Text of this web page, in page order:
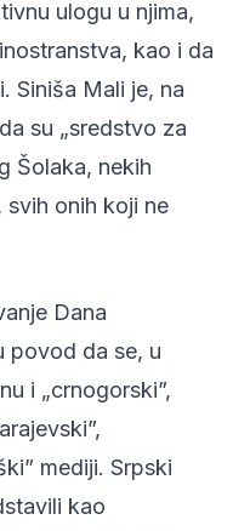
ulogu u njima,
kao i da
Siniša Mali je, na
su „sredstvo za
Šolaka, nekih
svih onih koji ne
Dana
povod da se, u
i „crnogorski”,
mediji. Srpski
kao